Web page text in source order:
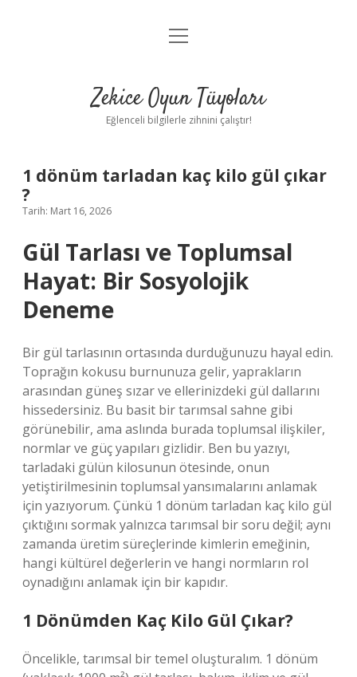
Anasayfa
Yasal Uyarı
menüyü
Zekice Oyun Tüyoları
Eğlenceli bilgilerle zihnini çalıştır!
1 dönüm tarladan kaç kilo gül çıkar
?
Tarih: Mart 16, 2026
Gül Tarlası ve Toplumsal
Hayat: Bir Sosyolojik
Deneme
Bir gül tarlasının ortasında durduğunuzu hayal edin.
Toprağın kokusu burnunuza gelir, yaprakların
arasından güneş sızar ve ellerinizdeki gül dallarını
hissedersiniz. Bu basit bir tarımsal sahne gibi
görünebilir, ama aslında burada toplumsal ilişkiler,
normlar ve güç yapıları gizlidir. Ben bu yazıyı,
tarladaki gülün kilosunun ötesinde, onun
yetiştirilmesinin toplumsal yansımalarını anlamak
için yazıyorum. Çünkü 1 dönüm tarladan kaç kilo gül
çıktığını sormak yalnızca tarımsal bir soru değil; aynı
zamanda üretim süreçlerinde kimlerin emeğinin,
hangi kültürel değerlerin ve hangi normların rol
oynadığını anlamak için bir kapıdır.
1 Dönümden Kaç Kilo Gül Çıkar?
Öncelikle, tarımsal bir temel oluşturalım. 1 dönüm